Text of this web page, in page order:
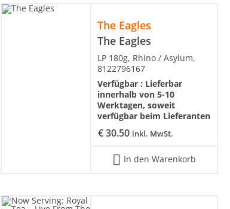
The Eagles
The Eagles
€30.50 inkl. MwSt.
LP 180g, Rhino / Asylum,
8122796167
Verfügbar : Lieferbar
innerhalb von 5-10
Werktagen, soweit
verfügbar beim Lieferanten
In den Warenkorb